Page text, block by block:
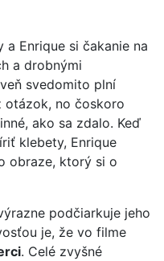
Enrique si čakanie na
a drobnými
svedomito plní
otázok, no čoskoro
ako sa zdalo. Keď
klebety, Enrique
obraze, ktorý si o
podčiarkuje jeho
je, že vo filme
. Celé zvyšné